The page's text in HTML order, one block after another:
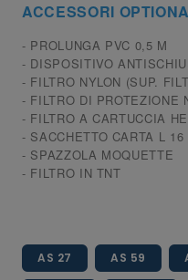
ACCESSORI
- PROLUNGA PVC 0,5 M
- DISPOSITIVO
- FILTRO NYLON (SUP.
- FILTRO DI PROTEZIONE
- FILTRO A CARTUCCIA
- SACCHETTO CARTA L 16
- SPAZZOLA MOQUETTE
- FILTRO IN TNT
AS 27 AS 59